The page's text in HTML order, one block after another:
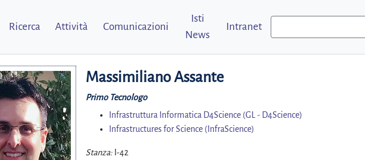
Ricerca Attività Comunicazioni
Isti
News
Intranet
Massimiliano Assante
Primo Tecnologo
Infrastruttura Informatica D4Science (GL - D4Science)
Infrastructures for Science (InfraScience)
Stanza: I-42